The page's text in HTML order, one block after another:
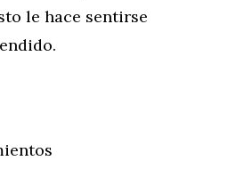
le hace sentirse